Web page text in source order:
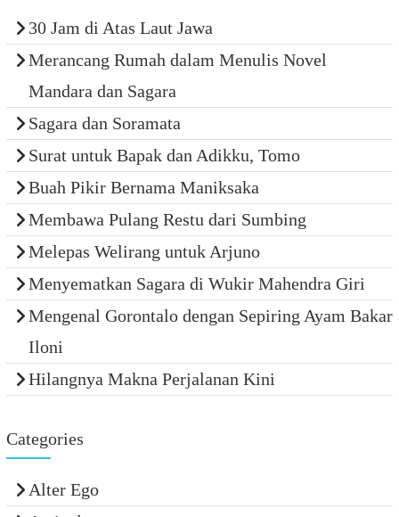
30 Jam di Atas Laut Jawa
Merancang Rumah dalam Menulis Novel
Mandara dan Sagara
Sagara dan Soramata
Surat untuk Bapak dan Adikku, Tomo
Buah Pikir Bernama Maniksaka
Membawa Pulang Restu dari Sumbing
Melepas Welirang untuk Arjuno
Menyematkan Sagara di Wukir Mahendra Giri
Mengenal Gorontalo dengan Sepiring Ayam Bakar
Iloni
Hilangnya Makna Perjalanan Kini
Categories
Alter Ego